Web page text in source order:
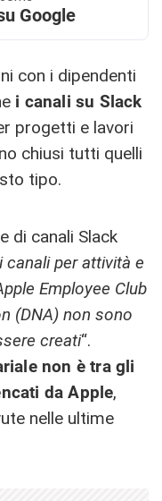
Google
con i dipendenti
i canali su Slack
progetti e lavori
chiusi tutti quelli
tipo.
di canali Slack
i canali per attività e
Employee Club
(DNA) non sono
creati“.
non è tra gli
da Apple,
nelle ultime